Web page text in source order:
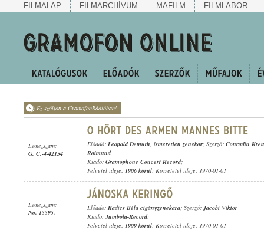
FILMALAP FILMARCHÍVUM MAFILM FILMLABOR
Ez szóljon a GramofonRádióban!
Lemezszám:
G. C.-4-42154
Előadó: Leopold Demuth, ismeretlen zenekar; Szerző: Conradin
Raimund
Kiadó: Gramophone Concert Record;
Felvétel ideje: 1906 körül; Közzététel ideje: 1970-01-01
Lemezszám:
No. 15595.
Előadó: Radics Béla cigányzenekara; Szerző:Jacobi Viktor
Kiadó:Jumbola-Record;
Felvétel ideje: 1909 körül; Közzététel ideje: 1970-01-01